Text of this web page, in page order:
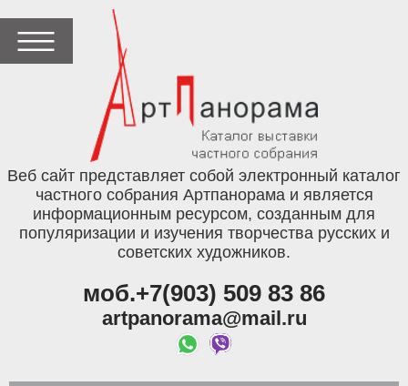
Веб сайт представляет собой электронный каталог
частного собрания Артпанорама и является
информационным ресурсом, созданным для
популяризации и изучения творчества русских и
советских художников.
моб.+7(903) 509 83 86
artpanorama@mail.ru